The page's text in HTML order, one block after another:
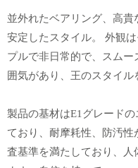
並外れたベアリング、高貴
安定したスタイル。 外観
プルで非日常的で、スム
囲気があり、王のスタイル
製品の基材はE1グレード
ており、耐摩耗性、防汚
査基準を満たしており、人